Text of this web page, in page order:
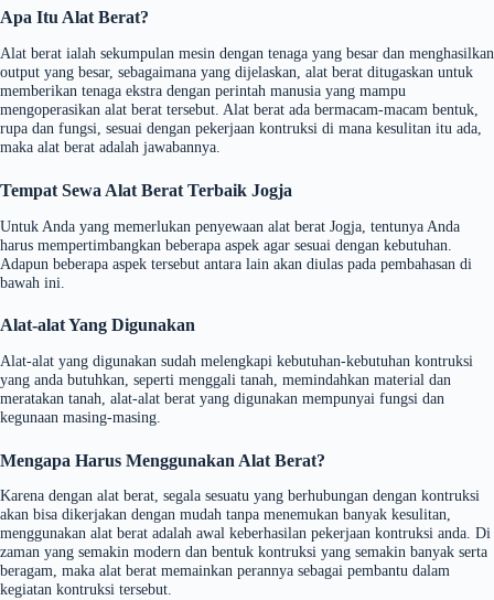
Apa Itu Alat Berat?
Alat berat ialah sekumpulan mesin dengan tenaga yang besar dan menghasilkan
output yang besar, sebagaimana yang dijelaskan, alat berat ditugaskan untuk
memberikan tenaga ekstra dengan perintah manusia yang mampu
mengoperasikan alat berat tersebut. Alat berat ada bermacam-macam bentuk,
rupa dan fungsi, sesuai dengan pekerjaan kontruksi di mana kesulitan itu ada,
maka alat berat adalah jawabannya.
Tempat Sewa Alat Berat Terbaik Jogja
Untuk Anda yang memerlukan penyewaan alat berat Jogja, tentunya Anda
harus mempertimbangkan beberapa aspek agar sesuai dengan kebutuhan.
Adapun beberapa aspek tersebut antara lain akan diulas pada pembahasan di
bawah ini.
Alat-alat Yang Digunakan
Alat-alat yang digunakan sudah melengkapi kebutuhan-kebutuhan kontruksi
yang anda butuhkan, seperti menggali tanah, memindahkan material dan
meratakan tanah, alat-alat berat yang digunakan mempunyai fungsi dan
kegunaan masing-masing.
Mengapa Harus Menggunakan Alat Berat?
Karena dengan alat berat, segala sesuatu yang berhubungan dengan kontruksi
akan bisa dikerjakan dengan mudah tanpa menemukan banyak kesulitan,
menggunakan alat berat adalah awal keberhasilan pekerjaan kontruksi anda. Di
zaman yang semakin modern dan bentuk kontruksi yang semakin banyak serta
beragam, maka alat berat memainkan perannya sebagai pembantu dalam
kegiatan kontruksi tersebut.